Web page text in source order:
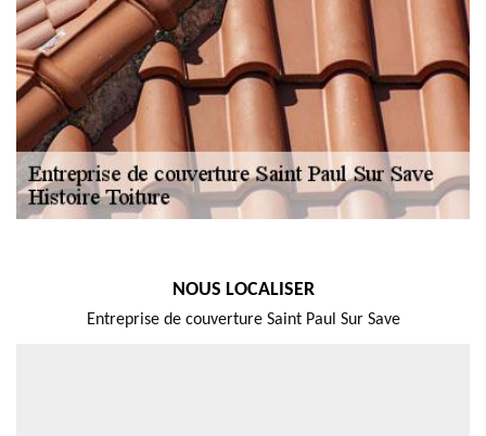
NOUS LOCALISER
Entreprise de couverture Saint Paul Sur Save